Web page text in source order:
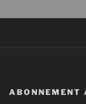
ABONNEMENT